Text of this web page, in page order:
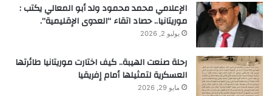
الإعلامي محمد محمود ولد أبو المعالي يكتب :
موريتانيا.. حصاد اتقاء “العدوى الإقليمية”.
يوليو 2, 2026
رحلة صنعت الهيبة.. كيف اختارت موريتانيا طائرتها
العسكرية لتمثيلها أمام إفريقيا
مايو 29, 2026